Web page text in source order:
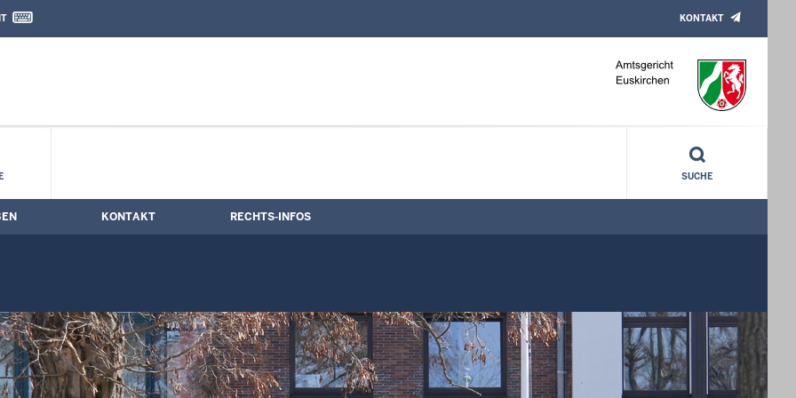
Kontaktformular
KONTAKT
SUCHE
KONTAKT RECHTS-INFOS